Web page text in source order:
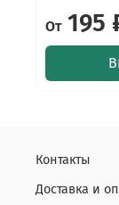
От195
Контакты
Доставка и